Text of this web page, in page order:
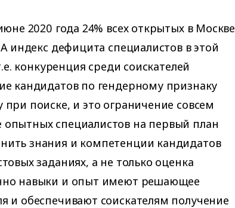
2020 года 24% всех открытых в Москве
индекс дефицита специалистов в этой
конкуренция среди соискателей
кандидатов по гендерному признаку
поиске, и это ограничение совсем
специалистов на первый план
знания и компетенции кандидатов
заданиях, а не только оценка
навыки и опыт имеют решающее
и обеспечивают соискателям получение